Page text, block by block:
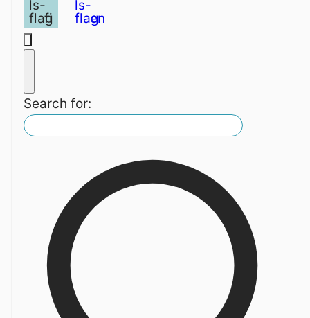
fi en
Search for: